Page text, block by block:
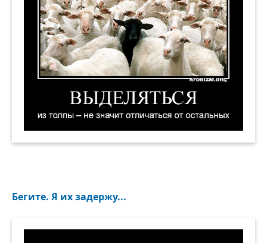
Бегите. Я их задержу...